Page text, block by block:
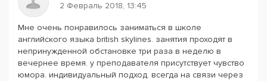
2 Февраль 2018, 13:45
Мне очень понравилось заниматься в школе
английского языка british skylines. занятия проходят в
непринужденной обстановке три раза в неделю в
вечернее время. у преподавателя присутствует чувство
юмора. индивидуальный подход. всегда на связи через